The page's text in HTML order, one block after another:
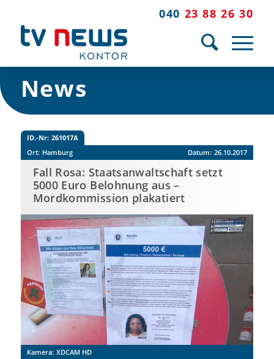
040 23 88 26 30
News
ID.-Nr: 261017A
Ort: Hamburg Datum: 26.10.2017
Fall Rosa: Staatsanwaltschaft setzt
5000 Euro Belohnung aus –
Mordkommission plakatiert
Kamera: XDCAM HD